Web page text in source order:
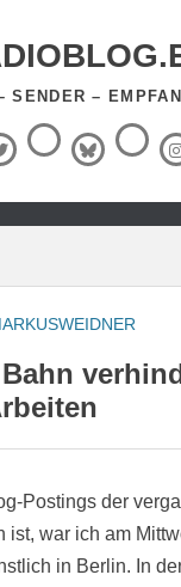
SENDER –
X
(Twitter)
ThreadsBlueSky
RSS-
Feed
Postings der
ist, war ich am
in Berlin. In